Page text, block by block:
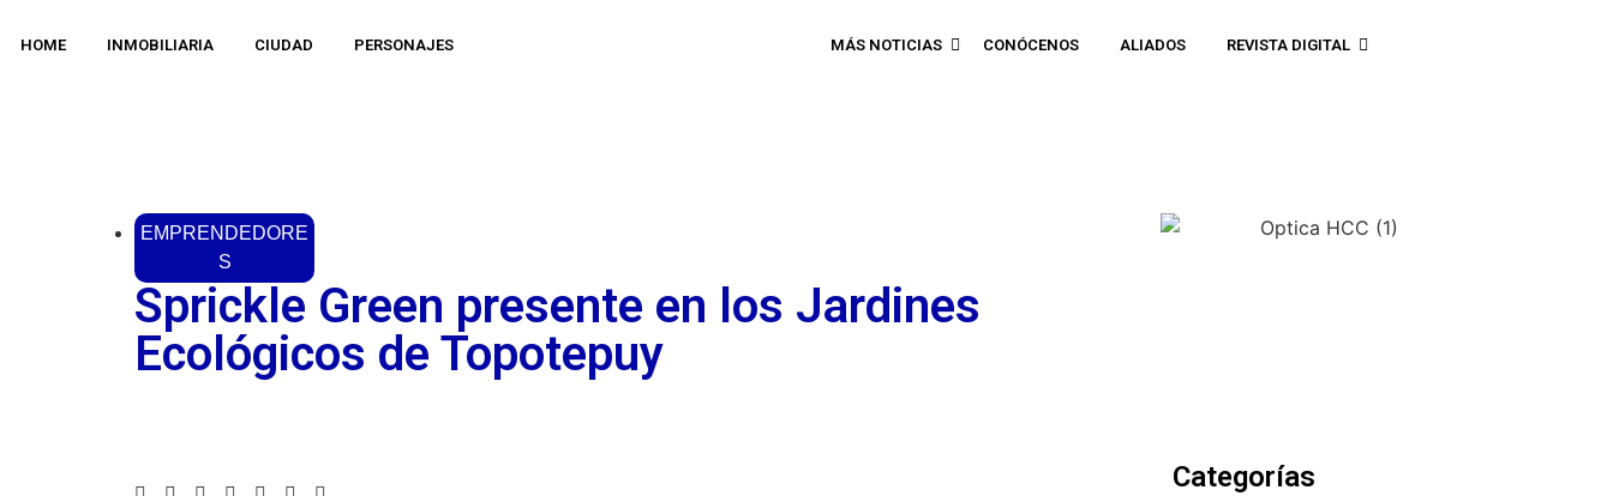
HOME INMOBILIARIA CIUDAD PERSONAJES MÁS NOTICIAS CONÓCENOS ALIADOS REVISTA DIGITAL
EMPRENDEDORE
S
Sprickle Green presente en los Jardines
Ecológicos de Topotepuy
Categorías